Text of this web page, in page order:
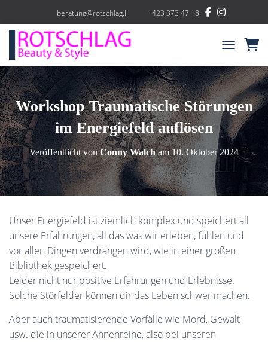
beratung@rotschlag.li +423 373 47 18
Workshop Traumatische Störungen
im Energiefeld auflösen
Veröffentlicht vonConny Walcham10. Oktober 2024
Unser Energiefeld ist ziemlich komplex und speichert all
unsere Erfahrungen, all das was wir erleben, fühlen und
vor allen Dingen verdrängen wird, wie in einer großen
Bibliothek gespeichert.
Leider nicht nur positive Erfahrungen und Erlebnisse.
Solche Störfelder können dir das Leben schwer machen.
Aber auch traumatisierende Vorfälle wie Mord, Gewalt
usw. die in unserer Ahnenreihe, also bei unseren